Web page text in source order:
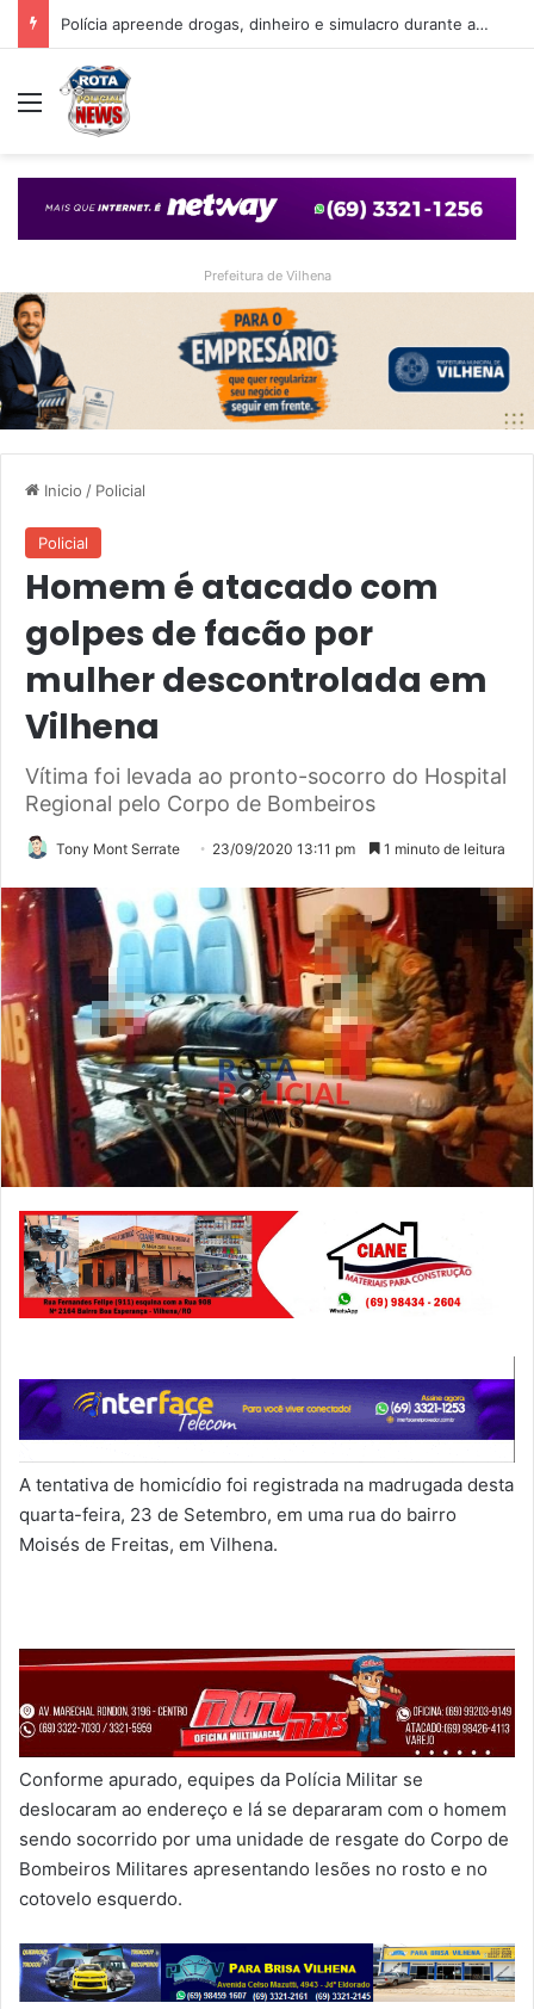
Polícia apreende drogas, dinheiro e simulacro durante ação no bairro Alto Alegre, em Vilhena
Menu
Prefeitura de Vilhena
Inicio / Policial
Policial
Homem é atacado com
golpes de facão por
mulher descontrolada em
Vilhena
Vítima foi levada ao pronto-socorro do Hospital
Regional pelo Corpo de Bombeiros
Tony Mont Serrate 23/09/2020 13:11 pm 1 minuto de leitura
A tentativa de homicídio foi registrada na madrugada desta
quarta-feira, 23 de Setembro, em uma rua do bairro
Moisés de Freitas, em Vilhena.
Conforme apurado, equipes da Polícia Militar se
deslocaram ao endereço e lá se depararam com o homem
sendo socorrido por uma unidade de resgate do Corpo de
Bombeiros Militares apresentando lesões no rosto e no
cotovelo esquerdo.